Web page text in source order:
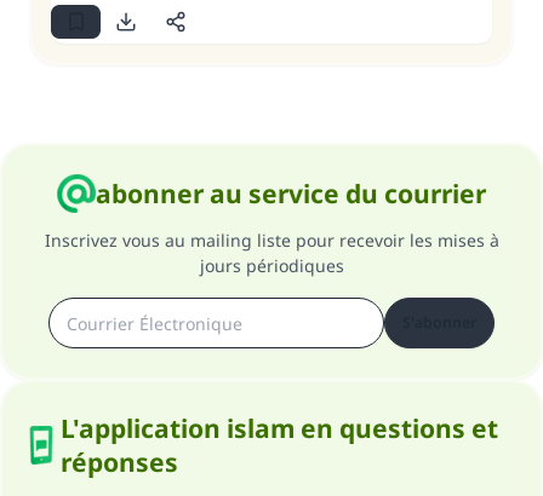
abonner au service du courrier
Inscrivez vous au mailing liste pour recevoir les mises à
jours périodiques
L'application islam en questions et
réponses